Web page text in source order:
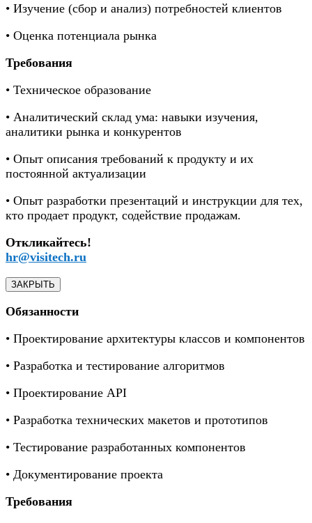
• Изучение (сбор и анализ) потребностей клиентов
• Оценка потенциала рынка
Требования
• Техническое образование
• Аналитический склад ума: навыки изучения,
аналитики рынка и конкурентов
• Опыт описания требований к продукту и их
постоянной актуализации
• Опыт разработки презентаций и инструкции для тех,
кто продает продукт, содействие продажам.
Откликайтесь!
hr@visitech.ru
ЗАКРЫТЬ
Обязанности
• Проектирование архитектуры классов и компонентов
• Разработка и тестирование алгоритмов
• Проектирование API
• Разработка технических макетов и прототипов
• Тестирование разработанных компонентов
• Документирование проекта
Требования